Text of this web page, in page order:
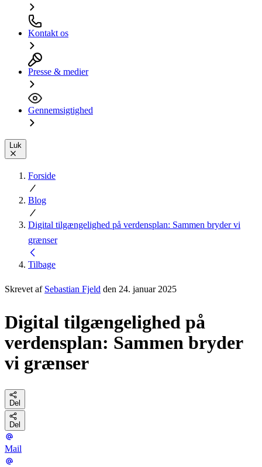
Kontakt os
Presse & medier
Gennemsigtighed
Luk
Forside
Blog
Digital tilgængelighed på verdensplan: Sammen bryder vi
grænser
Tilbage
Skrevet af Sebastian Fjeld den 24. januar 2025
Digital tilgængelighed på
verdensplan: Sammen bryder
vi grænser
Del
Del
Mail